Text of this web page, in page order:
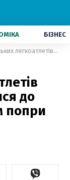
БІЗНЕС
96 українських легкоатлетів продовжують готуватися до Олімпіади за кордоном попри коронавірус
до
попри